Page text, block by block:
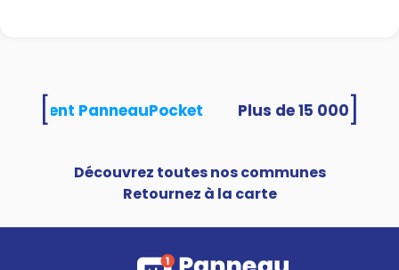
PanneauPocket
Découvrez toutes nos communes
Retournez à la carte